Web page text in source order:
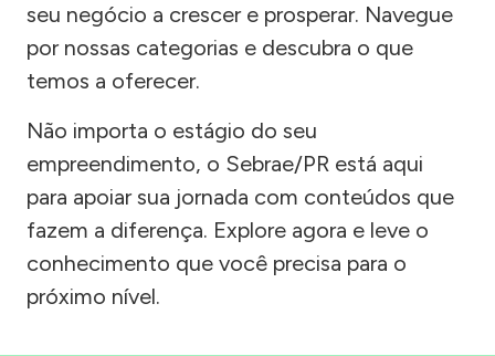
seu negócio a crescer e prosperar. Navegue
por nossas categorias e descubra o que
temos a oferecer.
Não importa o estágio do seu
empreendimento, o Sebrae/PR está aqui
para apoiar sua jornada com conteúdos que
fazem a diferença. Explore agora e leve o
conhecimento que você precisa para o
próximo nível.